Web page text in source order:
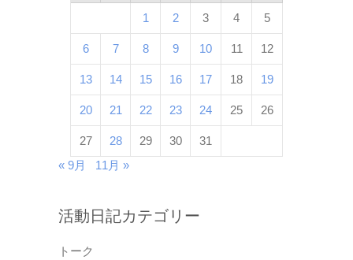
1 2 3 4 5
6 7 8 9 10 11 12
13 14 15 16 17 18 19
20 21 22 23 24 25 26
27 28 29 30
31
« 9月
11月 »
活動日記カテゴリー
トーク